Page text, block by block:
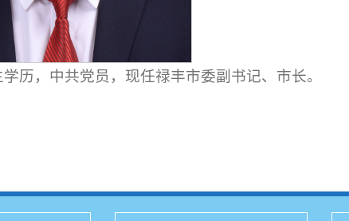
历，中共党员，现任禄丰市委副书记、市长。